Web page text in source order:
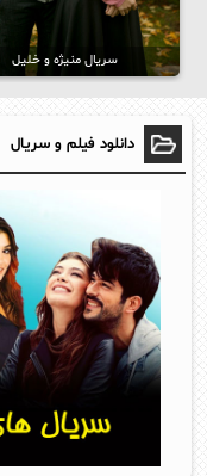
سریال منیژه و خلیل
دانلود فیلم و سریال